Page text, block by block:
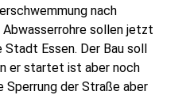
nach
sollen jetzt
Essen. Der Bau soll
er startet ist aber noch
Sperrung der Straße aber